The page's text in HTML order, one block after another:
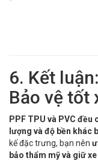
6. Kết
Bảo vệ tốt
PPF TPU và PVC
lượng và độ bền khác
kế đặc trưng, bạn nên
bảo thẩm mỹ và giữ